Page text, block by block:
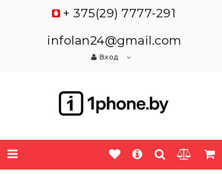
+ 375(29) 7777-291
infolan24@gmail.com
Вход